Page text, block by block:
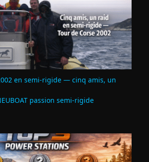
en semi‑rigide — cinq amis, un
passion semi-rigide